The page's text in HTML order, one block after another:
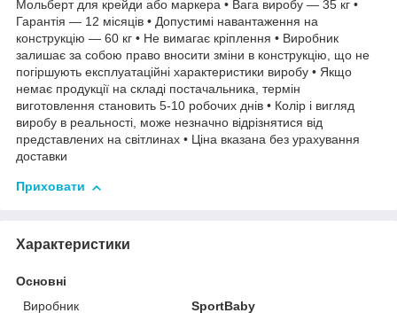
Мольберт для крейди або маркера • Вага виробу — 35 кг •
Гарантія — 12 місяців • Допустимі навантаження на
конструкцію — 60 кг • Не вимагає кріплення • Виробник
залишає за собою право вносити зміни в конструкцію, що не
погіршують експлуатаційні характеристики виробу • Якщо
немає продукції на складі постачальника, термін
виготовлення становить 5-10 робочих днів • Колір і вигляд
виробу в реальності, може незначно відрізнятися від
представлених на світлинах • Ціна вказана без урахування
доставки
Приховати
Характеристики
Основні
Виробник
SportBaby